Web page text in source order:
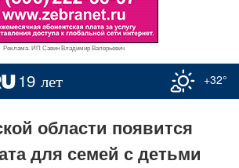
Реклама. ИП Савин Владимир Валерьевич
+32°
области появится
для семей с детьми